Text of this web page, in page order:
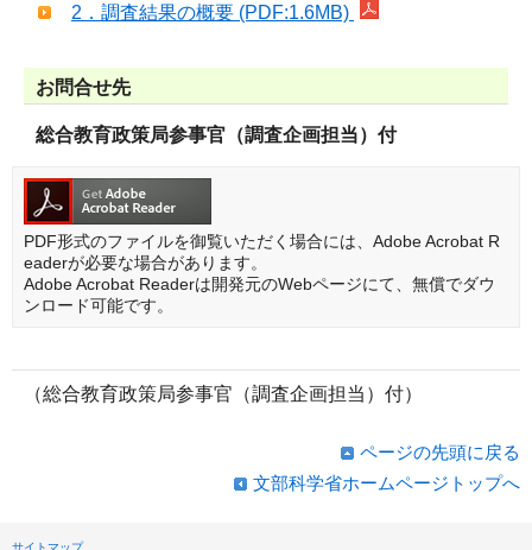
2．調査結果の概要 (PDF:1.6MB)
お問合せ先
総合教育政策局参事官（調査企画担当）付
PDF形式のファイルを御覧いただく場合には、Adobe Acrobat R
eaderが必要な場合があります。
Adobe Acrobat Readerは開発元のWebページにて、無償でダウ
ンロード可能です。
（総合教育政策局参事官（調査企画担当）付）
ページの先頭に戻る
文部科学省ホームページトップへ
サイトマップ